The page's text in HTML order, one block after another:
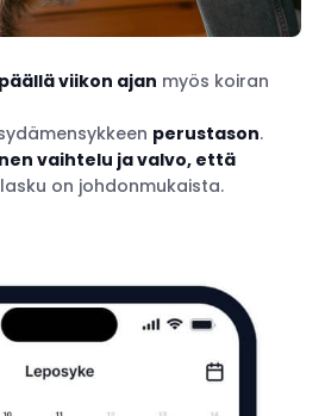
viikon ajan myös koiran
perustason.
vaihtelu ja valvo, että
on johdonmukaista.